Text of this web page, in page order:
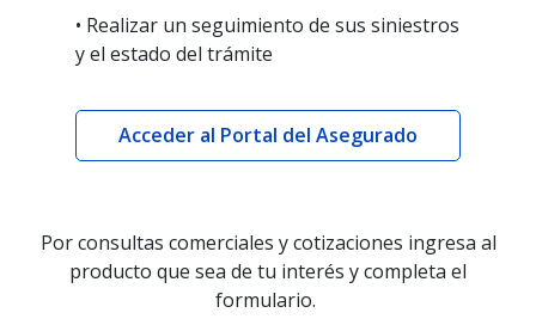
• Realizar un seguimiento de sus siniestros
y el estado del trámite
Acceder al Portal del Asegurado
Por consultas comerciales y cotizaciones ingresa al
producto que sea de tu interés y completa el
formulario.